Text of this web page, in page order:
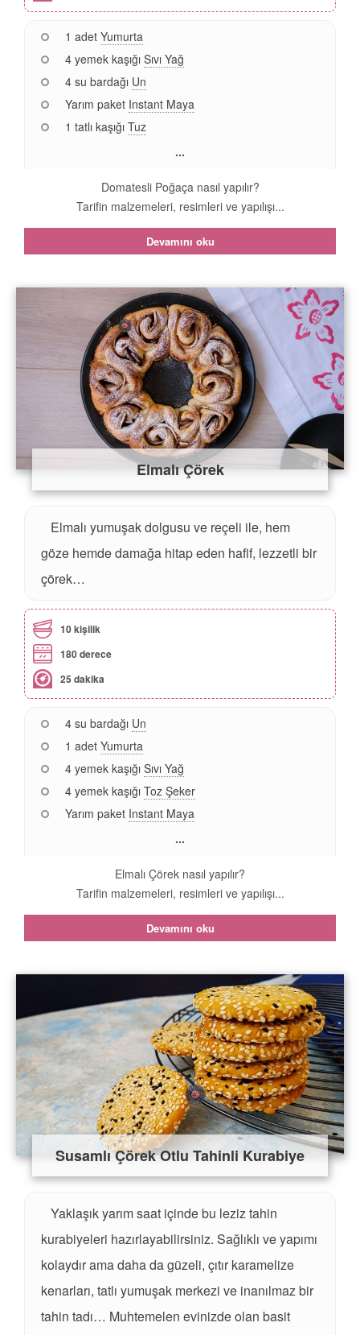
1 adet Yumurta
4 yemek kaşığı Sıvı Yağ
4 su bardağı Un
Yarım paket Instant Maya
1 tatlı kaşığı Tuz
...
Domatesli Poğaça nasıl yapılır?
Tarifin malzemeleri, resimleri ve yapılışı...
Devamını oku
Elmalı Çörek
Elmalı yumuşak dolgusu ve reçeli ile, hem
göze hemde damağa hitap eden hafif, lezzetli bir
çörek…
10 kişilik
180 derece
25 dakika
4 su bardağı Un
1 adet Yumurta
4 yemek kaşığı Sıvı Yağ
4 yemek kaşığı Toz Şeker
Yarım paket Instant Maya
...
Elmalı Çörek nasıl yapılır?
Tarifin malzemeleri, resimleri ve yapılışı...
Devamını oku
Susamlı Çörek Otlu Tahinli Kurabiye
Yaklaşık yarım saat içinde bu leziz tahin
kurabiyeleri hazırlayabilirsiniz. Sağlıklı ve yapımı
kolaydır ama daha da güzeli, çıtır karamelize
kenarları, tatlı yumuşak merkezi ve inanılmaz bir
tahin tadı… Muhtemelen evinizde olan basit